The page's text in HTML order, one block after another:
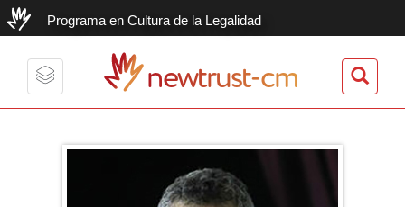
Programa en Cultura de la Legalidad
Toggle
newtrust-cm